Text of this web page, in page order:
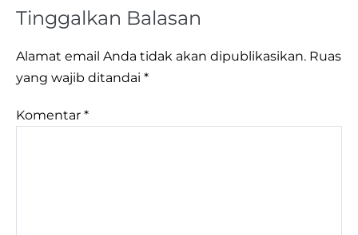
Tinggalkan Balasan
Alamat email Anda tidak akan dipublikasikan. Ruas
yang wajib ditandai *
Komentar *